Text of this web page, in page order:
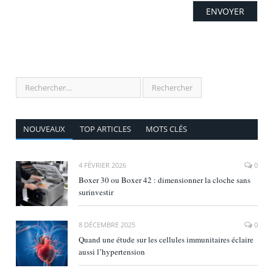
NOUVEAUX TOP ARTICLES MOTS CLÉS
4 FÉVRIER 2026 0
Boxer 30 ou Boxer 42 : dimensionner la cloche sans
surinvestir
8 DÉCEMBRE 2025 0
Quand une étude sur les cellules immunitaires éclaire
aussi l’hypertension